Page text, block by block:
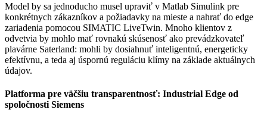
Model by sa jednoducho musel upraviť v Matlab Simulink pre
konkrétnych zákazníkov a požiadavky na mieste a nahrať do edge
zariadenia pomocou SIMATIC LiveTwin. Mnoho klientov z
odvetvia by mohlo mať rovnakú skúsenosť ako prevádzkovateľ
plavárne Saterland: mohli by dosiahnuť inteligentnú, energeticky
efektívnu, a teda aj úspornú reguláciu klímy na základe aktuálnych
údajov.
Platforma pre väčšiu transparentnosť: Industrial Edge od
spoločnosti Siemens